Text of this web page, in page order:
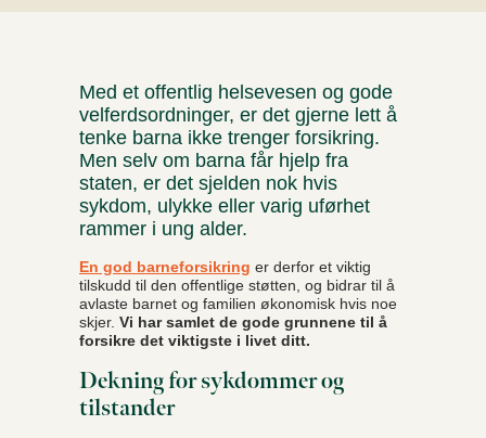
Med et offentlig helsevesen og gode
velferdsordninger, er det gjerne lett å
tenke barna ikke trenger forsikring.
Men selv om barna får hjelp fra
staten, er det sjelden nok hvis
sykdom, ulykke eller varig uførhet
rammer i ung alder.
En god barneforsikring er derfor et viktig
tilskudd til den offentlige støtten, og bidrar til å
avlaste barnet og familien økonomisk hvis noe
skjer. Vi har samlet de gode grunnene til å
forsikre det viktigste i livet ditt.
Dekning for sykdommer og
tilstander